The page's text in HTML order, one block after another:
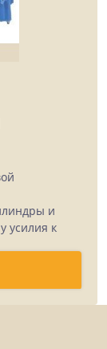
и
усилия к
качества и